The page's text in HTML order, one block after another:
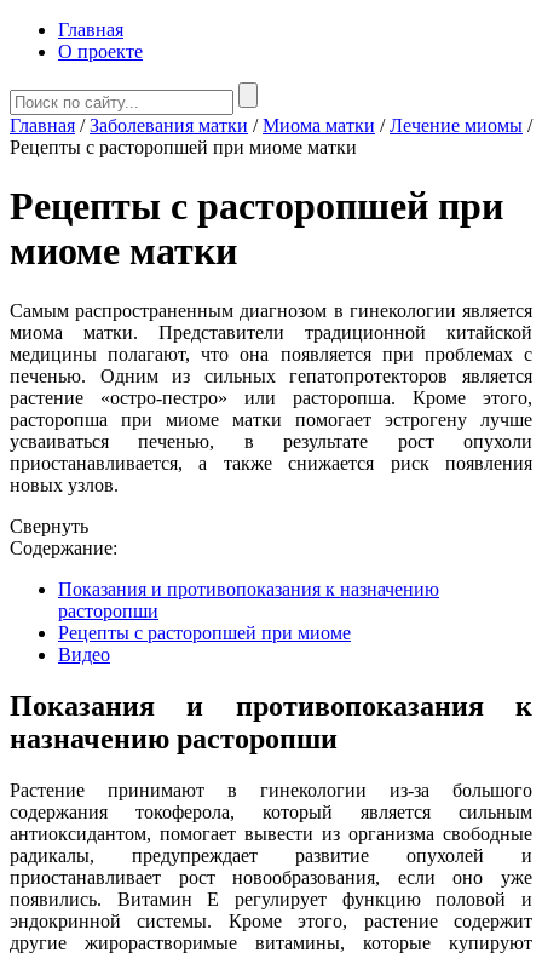
Главная
О проекте
Главная /Заболевания матки /Миома матки /Лечение миомы /
Рецепты с расторопшей при миоме матки
Рецепты с расторопшей при
миоме матки
Самым распространенным диагнозом в гинекологии является
миома матки. Представители традиционной китайской
медицины полагают, что она появляется при проблемах с
печенью. Одним из сильных гепатопротекторов является
растение «остро-пестро» или расторопша. Кроме этого,
расторопша при миоме матки помогает эстрогену лучше
усваиваться печенью, в результате рост опухоли
приостанавливается, а также снижается риск появления
новых узлов.
Свернуть
Содержание:
Показания и противопоказания к назначению
расторопши
Рецепты с расторопшей при миоме
Видео
Показания и противопоказания к
назначению расторопши
Растение принимают в гинекологии из-за большого
содержания токоферола, который является сильным
антиоксидантом, помогает вывести из организма свободные
радикалы, предупреждает развитие опухолей и
приостанавливает рост новообразования, если оно уже
появились. Витамин Е регулирует функцию половой и
эндокринной системы. Кроме этого, растение содержит
другие жирорастворимые витамины, которые купируют